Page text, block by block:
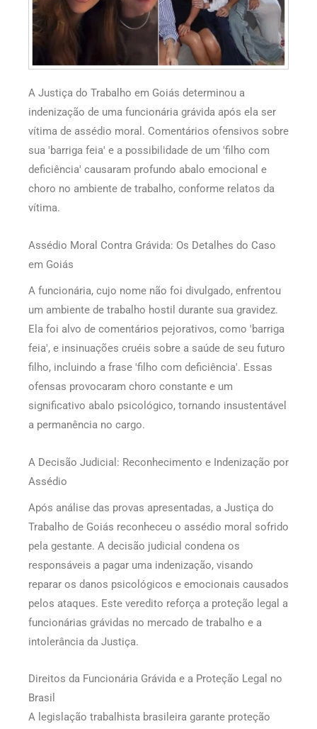
A Justiça do Trabalho em Goiás determinou a
indenização de uma funcionária grávida após ela ser
vítima de assédio moral. Comentários ofensivos sobre
sua 'barriga feia' e a possibilidade de um 'filho com
deficiência' causaram profundo abalo emocional e
choro no ambiente de trabalho, conforme relatos da
vítima.
Assédio Moral Contra Grávida: Os Detalhes do Caso
em Goiás
A funcionária, cujo nome não foi divulgado, enfrentou
um ambiente de trabalho hostil durante sua gravidez.
Ela foi alvo de comentários pejorativos, como 'barriga
feia', e insinuações cruéis sobre a saúde de seu futuro
filho, incluindo a frase 'filho com deficiência'. Essas
ofensas provocaram choro constante e um
significativo abalo psicológico, tornando insustentável
a permanência no cargo.
A Decisão Judicial: Reconhecimento e Indenização por
Assédio
Após análise das provas apresentadas, a Justiça do
Trabalho de Goiás reconheceu o assédio moral sofrido
pela gestante. A decisão judicial condena os
responsáveis a pagar uma indenização, visando
reparar os danos psicológicos e emocionais causados
pelos ataques. Este veredito reforça a proteção legal a
funcionárias grávidas no mercado de trabalho e a
intolerância da Justiça.
Direitos da Funcionária Grávida e a Proteção Legal no
Brasil
A legislação trabalhista brasileira garante proteção